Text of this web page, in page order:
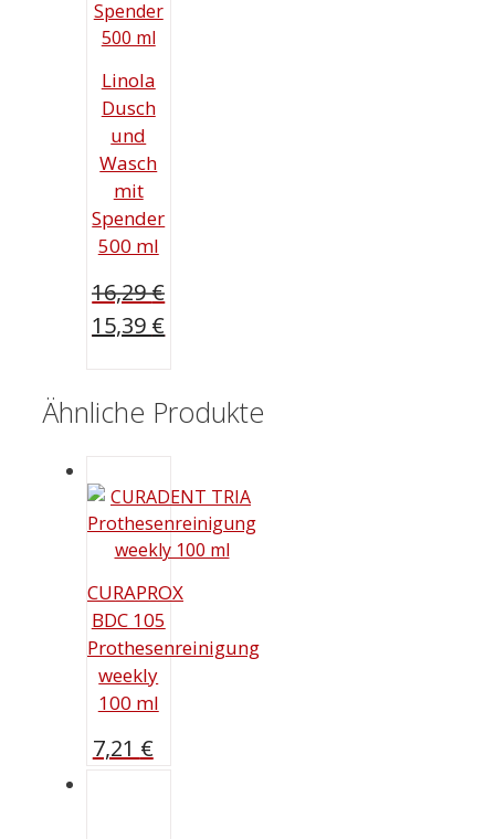
Linola
Dusch
und
Wasch
mit
Spender
500 ml
16,29€
Ursprünglicher
16,29 €
15,39 €
ist:
Ähnliche Produkte
CURAPROX
BDC 105
Prothesenreinigung
weekly
100 ml
7,21 €